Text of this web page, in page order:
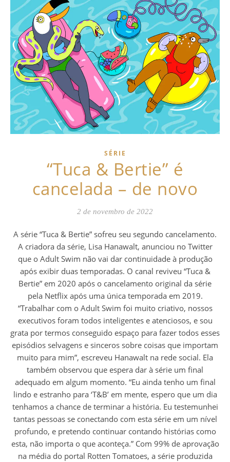
SÉRIE
“Tuca & Bertie” é
cancelada – de novo
2 de novembro de 2022
A série “Tuca & Bertie” sofreu seu segundo cancelamento.
A criadora da série, Lisa Hanawalt, anunciou no Twitter
que o Adult Swim não vai dar continuidade à produção
após exibir duas temporadas. O canal reviveu “Tuca &
Bertie” em 2020 após o cancelamento original da série
pela Netflix após uma única temporada em 2019.
“Trabalhar com o Adult Swim foi muito criativo, nossos
executivos foram todos inteligentes e atenciosos, e sou
grata por termos conseguido espaço para fazer todos esses
episódios selvagens e sinceros sobre coisas que importam
muito para mim”, escreveu Hanawalt na rede social. Ela
também observou que espera dar à série um final
adequado em algum momento. “Eu ainda tenho um final
lindo e estranho para ‘T&B’ em mente, espero que um dia
tenhamos a chance de terminar a história. Eu testemunhei
tantas pessoas se conectando com esta série em um nível
profundo, e pretendo continuar contando histórias como
esta, não importa o que aconteça.” Com 99% de aprovação
na média do portal Rotten Tomatoes, a série produzida